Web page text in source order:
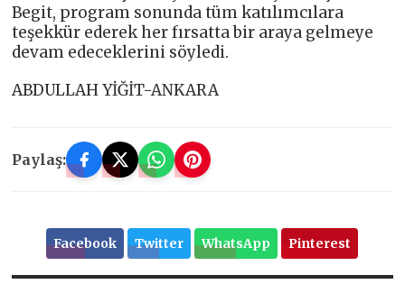
Begit, program sonunda tüm katılımcılara
teşekkür ederek her fırsatta bir araya gelmeye
devam edeceklerini söyledi.
ABDULLAH YİĞİT-ANKARA
Paylaş:
Facebook Twitter WhatsApp Pinterest